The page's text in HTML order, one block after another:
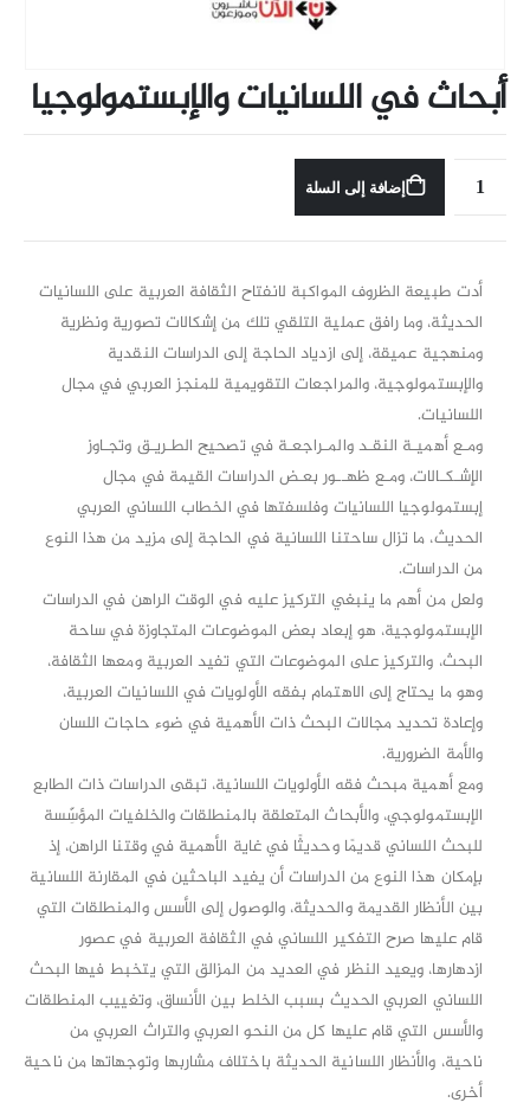
أبحاث في اللسانيات والإبستمولوجيا
إضافة إلى السلة
أدت طبيعة الظروف المواكبة لانفتاح الثقافة العربية على اللسانيات
الحديثة، وما رافق عملية التلقي تلك من إشكالات تصورية ونظرية
ومنهجية عميقة، إلى ازدياد الحاجة إلى الدراسات النقدية
والإبستمولوجية، والمراجعات التقويمية للمنجز العربي في مجال
اللسانيات.
ومـع أهميـة النقـد والمـراجعـة في تصحيح الطـريـق وتجـاوز
الإشـكـالات، ومـع ظهــور بعـض الدراسات القيمة في مجال
إبستمولوجيا اللسانيات وفلسفتها في الخطاب اللساني العربي
الحديث، ما تزال ساحتنا اللسانية في الحاجة إلى مزيد من هذا النوع
من الدراسات.
ولعل من أهم ما ينبغي التركيز عليه في الوقت الراهن في الدراسات
الإبستمولوجية، هو إبعاد بعض الموضوعات المتجاوزة في ساحة
البحث، والتركيز على الموضوعات التي تفيد العربية ومعها الثقافة،
وهو ما يحتاج إلى الاهتمام بفقه الأولويات في اللسانيات العربية،
وإعادة تحديد مجالات البحث ذات الأهمية في ضوء حاجات اللسان
والأمة الضرورية.
ومع أهمية مبحث فقه الأولويات اللسانية، تبقى الدراسات ذات الطابع
الإبستمولوجي، والأبحاث المتعلقة بالمنطلقات والخلفيات المؤسِّسة
للبحث اللساني قديمًا وحديثًا في غاية الأهمية في وقتنا الراهن، إذ
بإمكان هذا النوع من الدراسات أن يفيد الباحثين في المقارنة اللسانية
بين الأنظار القديمة والحديثة، والوصول إلى الأسس والمنطلقات التي
قام عليها صرح التفكير اللساني في الثقافة العربية في عصور
ازدهارها، ويعيد النظر في العديد من المزالق التي يتخبط فيها البحث
اللساني العربي الحديث بسبب الخلط بين الأنساق، وتغييب المنطلقات
والأسس التي قام عليها كل من النحو العربي والتراث العربي من
ناحية، والأنظار اللسانية الحديثة باختلاف مشاربها وتوجهاتها من ناحية
أخرى.